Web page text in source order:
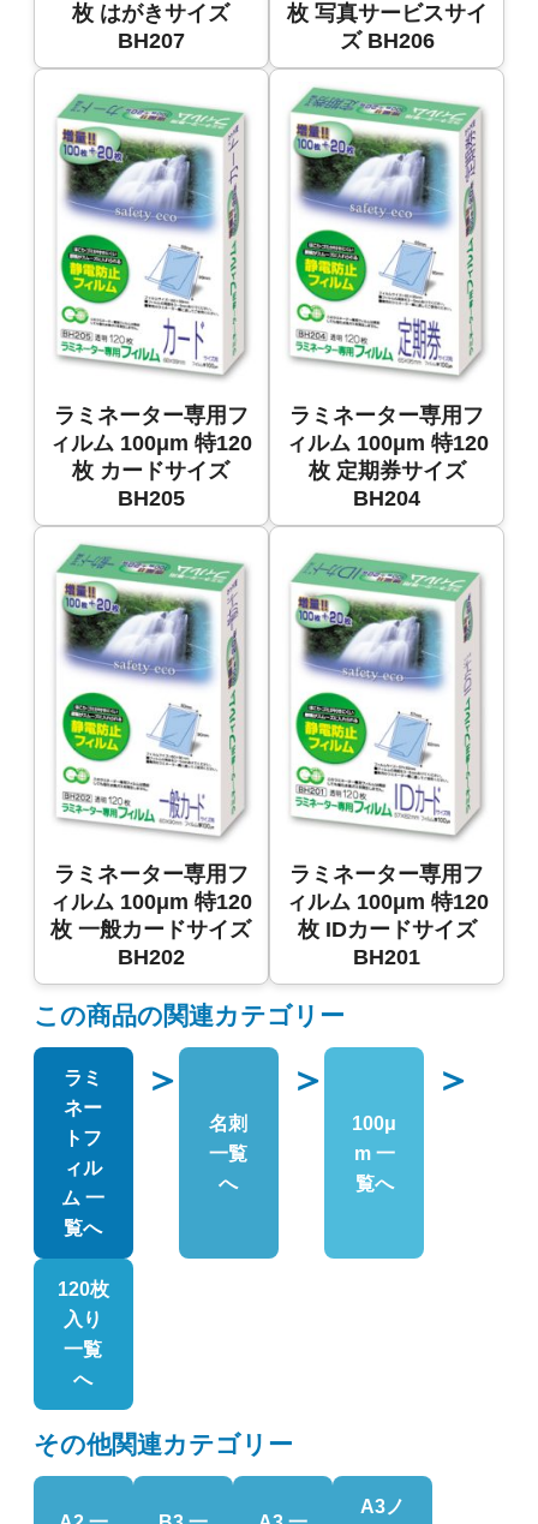
枚 はがきサイズ
BH207
枚 写真サービスサイ
ズ BH206
ラミネーター専用フ
ィルム 100μm 特120
枚 カードサイズ
BH205
ラミネーター専用フ
ィルム 100μm 特120
枚 定期券サイズ
BH204
ラミネーター専用フ
ィルム 100μm 特120
枚 一般カードサイズ
BH202
ラミネーター専用フ
ィルム 100μm 特120
枚 IDカードサイズ
BH201
この商品の関連カテゴリー
ラミ
ネー
トフ
ィル
ム 一
覧へ
＞
名刺
一覧
へ
＞
100μ
m 一
覧へ
＞
120枚
入り
一覧
へ
その他関連カテゴリー
A3ノ